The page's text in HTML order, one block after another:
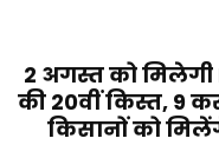
2 अगस्त को मिलेगी
की 20वीं किस्त, 9
किसानों को